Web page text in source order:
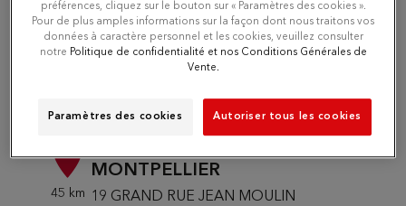
Number
Directions
2
45 km
MONTPELLIER
19 GRAND RUE JEAN MOULIN
préférences, cliquez sur le bouton sur « Paramètres des cookies ».
Pour de plus amples informations sur la façon dont nous traitons vos
données à caractère personnel et les cookies, veuillez consulter
notre Politique de confidentialité et nos Conditions Générales de
Vente.
Paramètres des cookies Autoriser tous les cookies